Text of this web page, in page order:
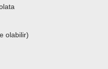
olabilir)